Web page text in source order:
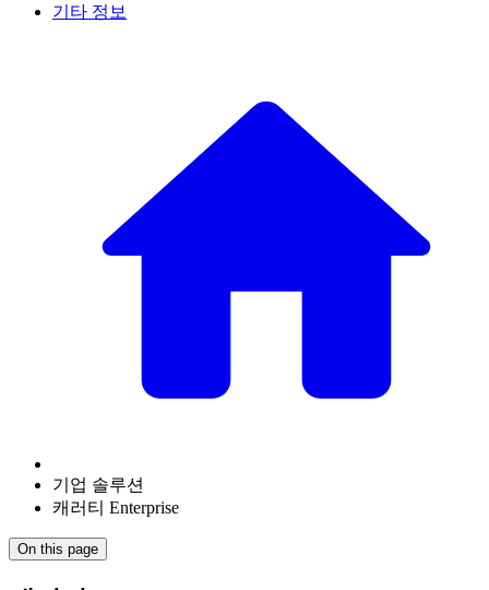
기타 정보
기업 솔루션
캐러티 Enterprise
On this page